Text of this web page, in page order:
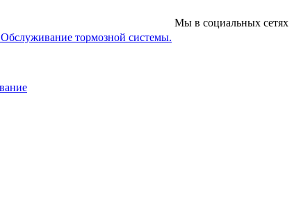
тормозной системы.
Мы в социальных сетях